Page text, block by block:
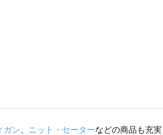
ガン ニット・セーターなどの商品も充実